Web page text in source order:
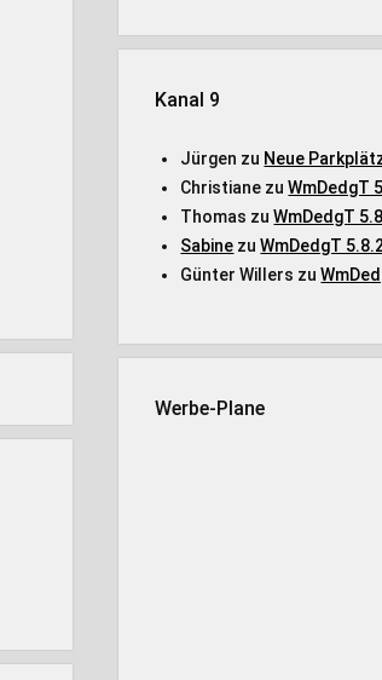
Kanal 9
Jürgen zu Neue
Christiane zuWmDedgT
Thomas zuWmDedgT
Sabine zuWmDedgT
Günter Willers zu
Werbe-Plane